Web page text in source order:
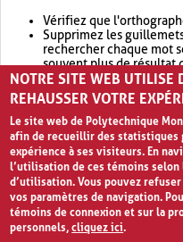
Vérifiez que
Supprimez les
rechercher chaque mot
souvent plus de résultat
Envisagez d'élargir
retournera souvent plus
NOTRE SITE WEB UTILISE
REHAUSSER VOTRE
Le site web de Polytechnique
afin de recueillir des
expérience à ses visiteurs. En
l’utilisation de ces témoins
d’utilisation. Vous pouvez
vos paramètres de navigation.
témoins de connexion et sur la
personnels,cliquez ici.